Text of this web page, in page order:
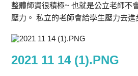
整體師資很積極~ 也就是公立老師不
壓力。 私立的老師會給學生壓力去
2021 11 14 (1).PNG